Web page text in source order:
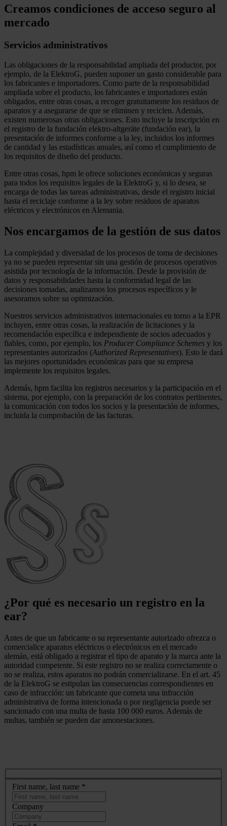
Creamos condiciones de acceso seguro al
mercado
Servicios administrativos
Las obligaciones de la responsabilidad ampliada del productor, por
ejemplo, de la ElektroG, pueden suponer un gasto considerable para
los fabricantes e importadores. Como parte de la responsabilidad
ampliada sobre el producto, los fabricantes e importadores están
obligados, entre otras cosas, a recoger gratuitamente los residuos de
aparatos y a asegurarse de que se eliminen y reciclen. Además,
existen numerosas otras obligaciones. Esto incluye la inscripción en
el registro de la fundación elektro-altgeräte (fundación ear), la
presentación de informes conforme a la ley, incluidos los informes
de cantidad y las estadísticas anuales, así como el cumplimiento de
los requisitos de diseño del producto.
Entre otras cosas, hpm le ofrece soluciones económicas y seguras
para todos los requisitos legales de la ElektroG y, si lo desea, se
encarga de todas las tareas administrativas, desde el registro inicial
hasta el reciclaje conforme a la ley sobre residuos de aparatos
eléctricos y electrónicos en Alemania.
Nos encargamos de la gestión de sus datos
La complejidad y diversidad de los procesos de toma de decisiones
ya no se pueden representar sin una gestión de procesos operativos
asistida por tecnología de la información. Desde la provisión de
datos y responsabilidades hasta la conformidad legal de las
decisiones tomadas, analizamos los procesos específicos y le
asesoramos sobre su optimización.
Nuestros servicios administrativos internacionales en torno a la EPR
incluyen, entre otras cosas, la realización de licitaciones y la
recomendación específica e independiente de socios adecuados y
fiables, como, por ejemplo, los Producer Compliance Schemes y los
representantes autorizados (Authorized Representatives). Esto le dará
las mejores oportunidades económicas para que su empresa
implemente los requisitos legales.
Además, hpm facilita los registros necesarios y la participación en el
sistema, por ejemplo, con la preparación de los contratos pertinentes,
la comunicación con todos los socios y la presentación de informes,
incluida la comprobación de las facturas.
¿Por qué es necesario un registro en la
ear?
Antes de que un fabricante o su representante autorizado ofrezca o
comercialice aparatos eléctricos o electrónicos en el mercado
alemán, está obligado a registrar el tipo de aparato y la marca ante la
autoridad competente. Si este registro no se realiza correctamente o
no se realiza, estos aparatos no podrán comercializarse. En el art. 45
de la ElektroG se estipulan las consecuencias correspondientes en
caso de infracción: un fabricante que cometa una infracción
administrativa de forma intencionada o por negligencia puede ser
sancionado con una multa de hasta 100 000 euros. Además de
multas, también se pueden dar amonestaciones.
First name, last name *
Company